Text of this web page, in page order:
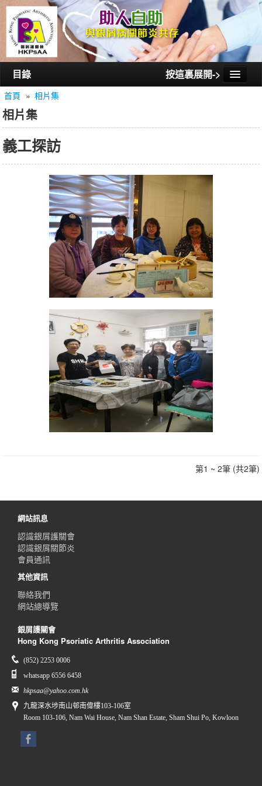
目錄 按這裏展開->
首頁
認識銀屑護關會
認識銀屑關節炎
活動/講座
會員通訊
聯絡我們
首頁 » 相片集
相片集
義工探訪
第1 ~ 2筆 (共2筆)
網站訊息
認識銀屑護關會
認識銀屑關節炎
會員通訊
其他資訊
聯絡我們
網站總導覽
銀屑護關會
Hong Kong Psoriatic Arthritis Association
(852) 2253 0006
whatsapp 6556 6458
hkpsaa@yahoo.com.hk
九龍深水埗南山邨南偉樓103-106室
Room 103-106, Nam Wai House, Nam Shan Estate, Sham Shui Po, Kowloon